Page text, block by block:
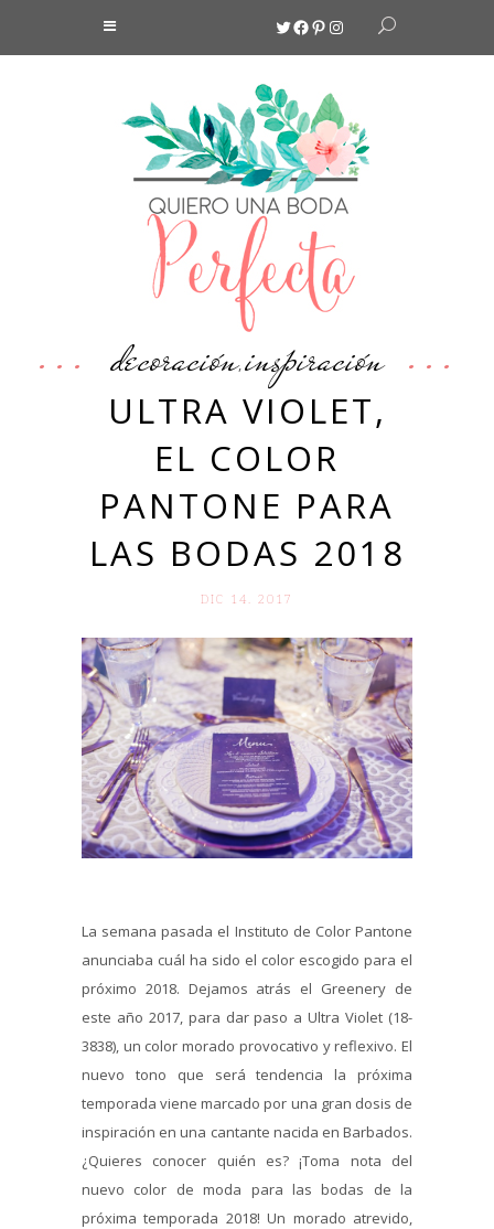
Twitter
Facebook
Pinterest
Instagram
decoración,inspiración
ULTRA VIOLET,
EL COLOR
PANTONE PARA
LAS BODAS 2018
DIC 14. 2017
La semana pasada el Instituto de Color Pantone
anunciaba cuál ha sido el color escogido para el
próximo 2018. Dejamos atrás el Greenery de
este año 2017, para dar paso a Ultra Violet (18-
3838), un color morado provocativo y reflexivo. El
nuevo tono que será tendencia la próxima
temporada viene marcado por una gran dosis de
inspiración en una cantante nacida en Barbados.
¿Quieres conocer quién es? ¡Toma nota del
nuevo color de moda para las bodas de la
próxima temporada 2018! Un morado atrevido,